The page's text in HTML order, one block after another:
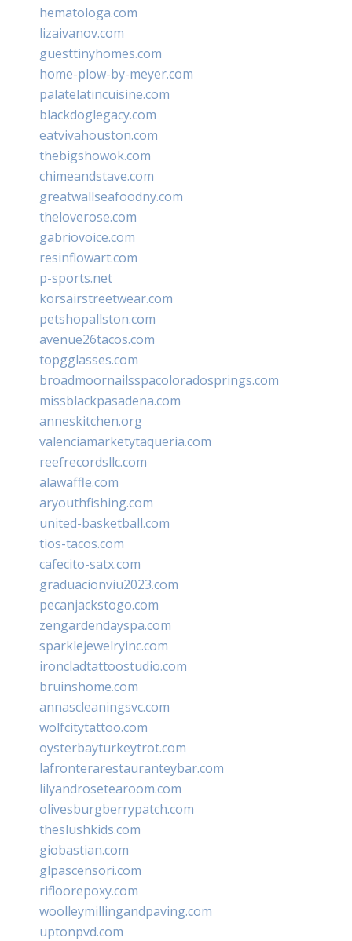
hematologa.com
lizaivanov.com
guesttinyhomes.com
home-plow-by-meyer.com
palatelatincuisine.com
blackdoglegacy.com
eatvivahouston.com
thebigshowok.com
chimeandstave.com
greatwallseafoodny.com
theloverose.com
gabriovoice.com
resinflowart.com
p-sports.net
korsairstreetwear.com
petshopallston.com
avenue26tacos.com
topgglasses.com
broadmoornailsspacoloradosprings.com
missblackpasadena.com
anneskitchen.org
valenciamarketytaqueria.com
reefrecordsllc.com
alawaffle.com
aryouthfishing.com
united-basketball.com
tios-tacos.com
cafecito-satx.com
graduacionviu2023.com
pecanjackstogo.com
zengardendayspa.com
sparklejewelryinc.com
ironcladtattoostudio.com
bruinshome.com
annascleaningsvc.com
wolfcitytattoo.com
oysterbayturkeytrot.com
lafronterarestauranteybar.com
lilyandrosetearoom.com
olivesburgberrypatch.com
theslushkids.com
giobastian.com
glpascensori.com
rifloorepoxy.com
woolleymillingandpaving.com
uptonpvd.com